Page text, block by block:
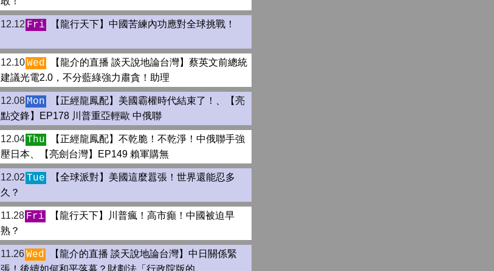
12.12 Fri 【龍行天下】中國苦練內功應對全球挑戰！
12.10Wed
【龍介的直播 談天說地論台灣】蔡英文前總統
建議光電2.0，不分藍綠強力肅貪！助理
12.08 Mon
【正經龍鳳配】美國霸權時代結束了！、【亮
點交鋒】EP178 川普重亞輕歐 中俄聯
12.04 Thu
【正經龍鳳配】不乾脆！不乾淨！中俄聯手強
壓日本、【亮劍台灣】EP149 賴軍購無
12.02 Tue
【全球派對】美國這麼囂張！世界還能忍多
久？
11.28 Fri
【龍行天下】川普瘋！高市癲！中國被迫早
熟？
11.26Wed
【龍介的直播 談天說地論台灣】中日關係緊